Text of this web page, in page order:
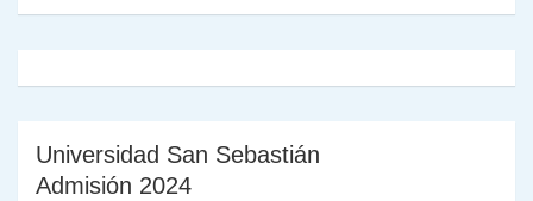
Universidad San Sebastián
Admisión 2024